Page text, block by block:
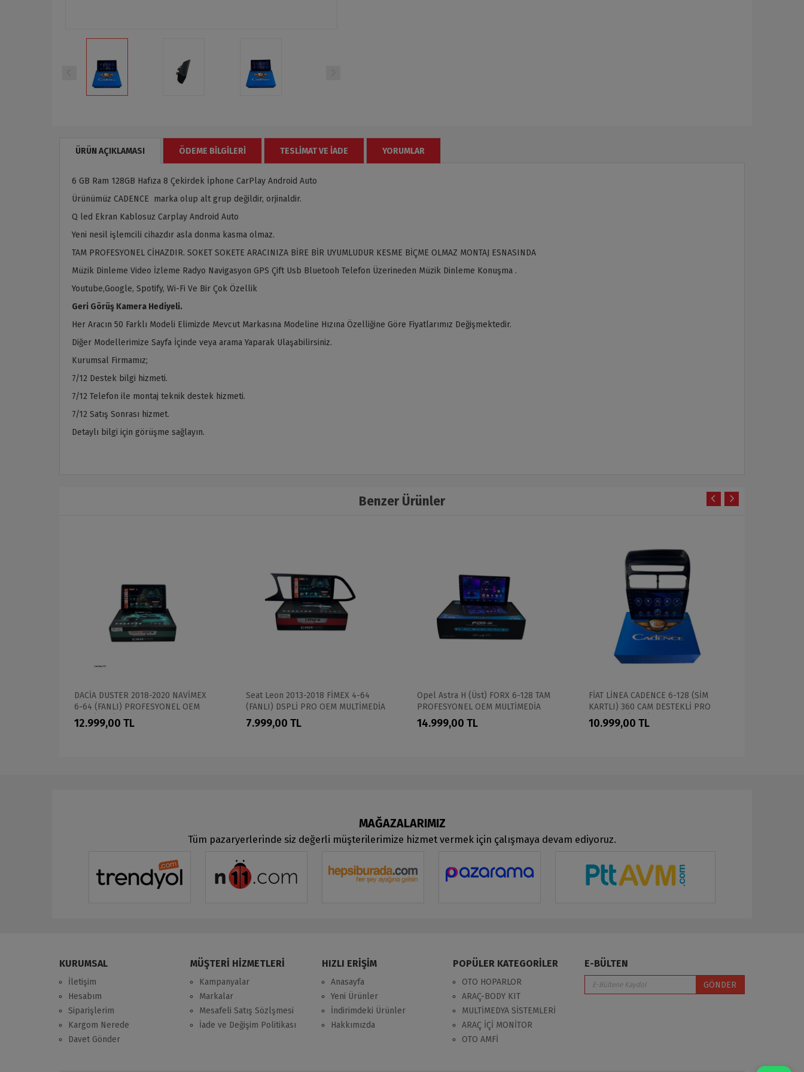
ÜRÜN AÇIKLAMASI ÖDEME BILGILERI TESLIMAT VE İADE YORUMLAR
6 GB Ram 128GB Hafıza 8 Çekirdek İphone CarPlay Android Auto
Ürünümüz CADENCE marka olup alt grup değildir, orjinaldir.
Q led Ekran Kablosuz Carplay Android Auto
Yeni nesil işlemcili cihazdır asla donma kasma olmaz.
TAM PROFESYONEL CİHAZDIR. SOKET SOKETE ARACINIZA BİRE BİR UYUMLUDUR KESME BİÇME OLMAZ MONTAJ ESNASINDA
Müzik Dinleme Video İzleme Radyo Navigasyon GPS Çift Usb Bluetooh Telefon Üzerineden Müzik Dinleme Konuşma .
Youtube,Google, Spotify, Wi-Fi Ve Bir Çok Özellik
Geri Görüş Kamera Hediyeli.
Her Aracın 50 Farklı Modeli Elimizde Mevcut Markasına Modeline Hızına Özelliğine Göre Fiyatlarımız Değişmektedir.
Diğer Modellerimize Sayfa İçinde veya arama Yaparak Ulaşabilirsiniz.
Kurumsal Firmamız;
7/12 Destek bilgi hizmeti.
7/12 Telefon ile montaj teknik destek hizmeti.
7/12 Satış Sonrası hizmet.
Detaylı bilgi için görüşme sağlayın.
Benzer Ürünler
DACİA DUSTER 2018-2020 NAVİMEX
6-64 (FANLI) PROFESYONEL OEM
MULTİMEDİA
12.999,00 TL
Seat Leon 2013-2018 FİMEX 4-64
(FANLI) DSPLİ PRO OEM MULTİMEDİA
7.999,00 TL
Opel Astra H (Üst) FORX 6-128 TAM
PROFESYONEL OEM MULTİMEDİA
14.999,00 TL
FİAT LİNEA CADENCE 6-128 (SİM
KARTLI) 360 CAM DESTEKLİ PRO
OEM MULTİMEDİA
10.999,00 TL
MAĞAZALARIMIZ
Tüm pazaryerlerinde siz değerli müşterilerimize hizmet vermek için çalışmaya devam ediyoruz.
KURUMSAL
İletişim
Hesabım
Siparişlerim
Kargom Nerede
Davet Gönder
MÜŞTERİ HİZMETLERİ
Kampanyalar
Markalar
Mesafeli Satış Sözlşmesi
İade ve Değişim Politikası
HIZLI ERİŞİM
Anasayfa
Yeni Ürünler
İndirimdeki Ürünler
Hakkımızda
POPÜLER KATEGORİLER
OTO HOPARLOR
ARAÇ-BODY KIT
MULTİMEDYA SİSTEMLERİ
ARAÇ İÇİ MONİTOR
OTO AMFİ
E-BÜLTEN
GÖNDER